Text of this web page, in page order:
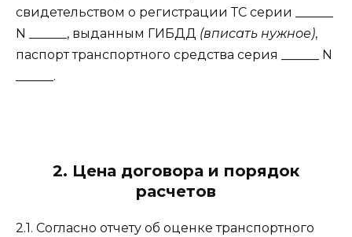
свидетельством о регистрации ТС серии ______
N ______, выданным ГИБДД (вписать нужное),
паспорт транспортного средства серия ______ N
______.
2. Цена договора и порядок
расчетов
2.1. Согласно отчету об оценке транспортного